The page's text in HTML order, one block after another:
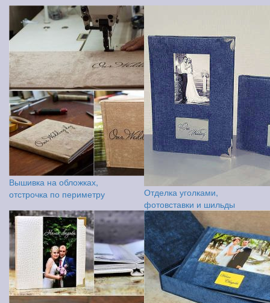
Вышивка на обложках,
отстрочка по периметру
Отделка уголками,
фотовставки и шильды